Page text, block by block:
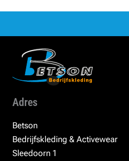
Adres
Betson
Bedrijfskleding & Activewear
Sleedoorn 1